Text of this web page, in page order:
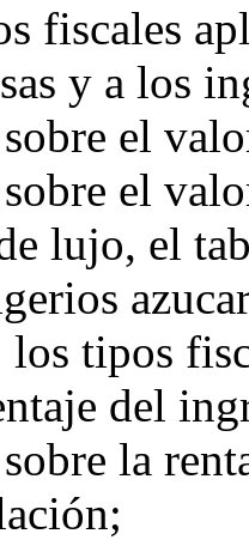
fiscales
y a los
el
el
lujo, el
tipos
del
la